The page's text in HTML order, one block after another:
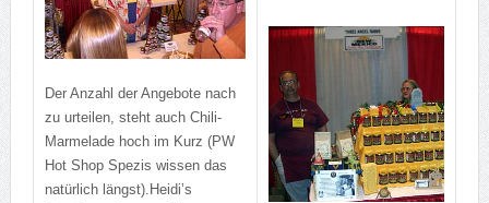
Der Anzahl der Angebote nach
zu urteilen, steht auch Chili-
Marmelade hoch im Kurz (PW
Hot Shop Spezis wissen das
natürlich längst). Heidi’s